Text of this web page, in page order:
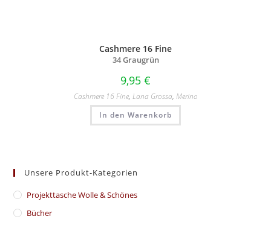
Cashmere 16 Fine
34 Graugrün
9,95 €
Cashmere 16 Fine, Lana Grossa, Merino
In den Warenkorb
Unsere Produkt-Kategorien
​Projekttasche Wolle & Schönes
Bücher